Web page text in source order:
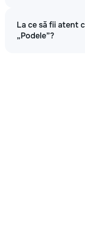
La ce să fii atent
„Podele”?